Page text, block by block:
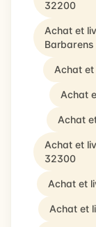
32200
Achat et
Achat
Achat
Achat
Achat et
32300
Achat et
Achat et